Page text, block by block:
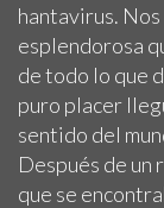
hantavirus.
esplendorosa
de todo lo que
puro placer
sentido del
Después de un
que se